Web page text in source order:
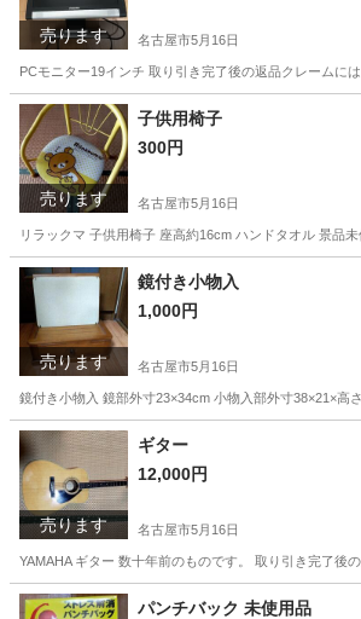
売ります 名古屋市5月16日
PCモニター19インチ 取り引き完了後の返品クレームに
愛知 名古屋市 パソコン
売ります
子供用椅子
300円
名古屋市5月16日
リラックマ 子供用椅子 座高約16cm ハンドタオル 景品
愛知 名古屋市 ベビー用品
売ります
鏡付き小物入
1,000円
名古屋市5月16日
鏡付き小物入 鏡部外寸23×34cm 小物入部外寸38×21×
愛知 名古屋市
売ります
ギター
12,000円
名古屋市5月16日
YAMAHA ギター 数十年前のものです。 取り引き完了後
愛知 名古屋市 弦楽器、ギター
パンチバック 未使用品